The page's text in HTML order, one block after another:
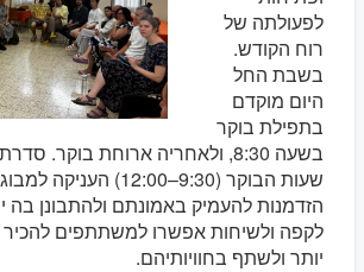
לפעולתה של
רוח הקודש.
בשבת החל
היום מוקדם
בתפילת בוקר
בשעה 8:30, ולאחריה ארוחת בוקר.
שעות הבוקר (9:30–12:00)
הזדמנות להעמיק באמונתם ולהתבונן
לקפה ולשיחות אפשרו למשתתפים להכיר
יותר ולשתף בחוויותיהם.